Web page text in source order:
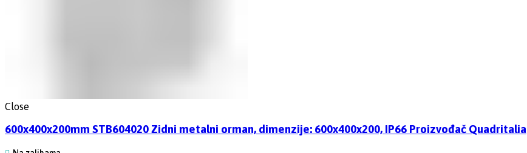
Close
600x400x200mm STB604020 Zidni metalni orman, dimenzije: 600x400x200, IP66 Proizvođač Quadritalia